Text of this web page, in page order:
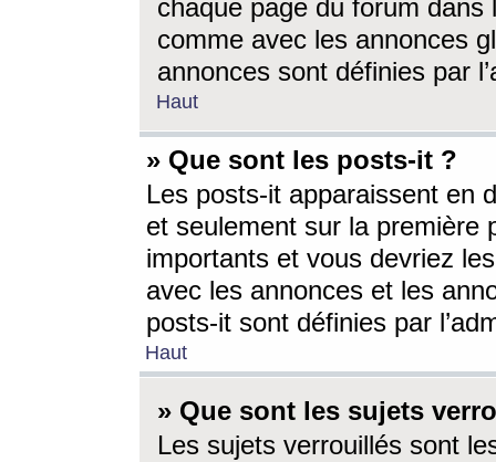
chaque page du forum dans
comme avec les annonces
annonces sont définies par
Haut
» Que sont les posts-it ?
Les posts-it apparaissent en
et seulement sur la première
importants et vous devriez
avec les annonces et les
posts-it sont définies par
Haut
» Que sont les sujets
Les sujets verrouillés sont